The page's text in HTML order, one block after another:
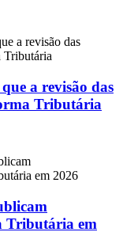
a revisão das
Tributária
Tributária em